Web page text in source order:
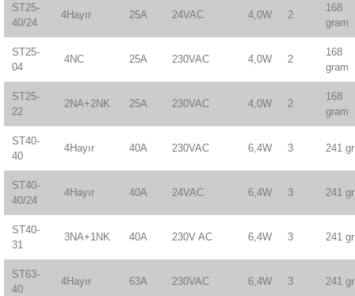
ST25-
40/24
4Hayır 25A 24VAC 4,0W 2
168
gram
ST25-
04
4NC 25A 230VAC 4,0W 2
168
gram
ST25-
22
2NA+2NK 25A 230VAC 4,0W 2
168
gram
ST40-
40
4Hayır 40A 230VAC 6,4W 3 241 gr
ST40-
40/24
4Hayır 40A 24VAC 6,4W 3 241 gr
ST40-
31
3NA+1NK 40A 230V AC 6,4W 3 241 gr
ST63-
40
4Hayır 63A 230VAC 6,4W 3 241 gr